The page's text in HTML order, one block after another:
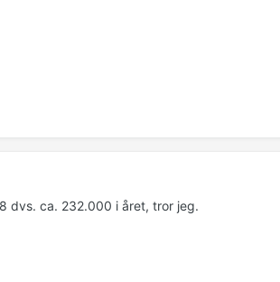
dvs. ca. 232.000 i året, tror jeg.